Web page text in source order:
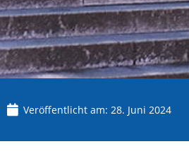
Veröffentlicht am: 28. Juni 2024